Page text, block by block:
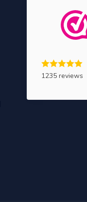
1235 reviews